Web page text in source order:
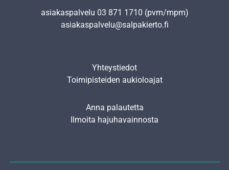
asiakaspalvelu 03 871 1710 (pvm/mpm)
asiakaspalvelu@salpakierto.fi
Yhteystiedot
Toimipisteiden aukioloajat
Anna palautetta
Ilmoita hajuhavainnosta